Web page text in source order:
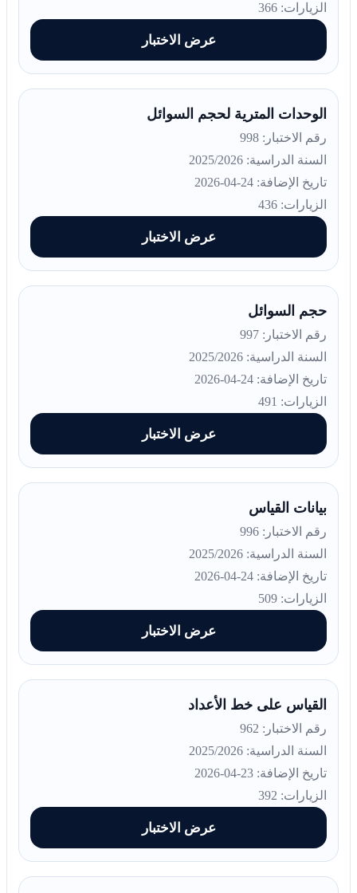
الزيارات: 366
عرض الاختبار
الوحدات المترية لحجم السوائل
رقم الاختبار: 998
السنة الدراسية: 2025/2026
تاريخ الإضافة: 24-04-2026
الزيارات: 436
عرض الاختبار
حجم السوائل
رقم الاختبار: 997
السنة الدراسية: 2025/2026
تاريخ الإضافة: 24-04-2026
الزيارات: 491
عرض الاختبار
بيانات القياس
رقم الاختبار: 996
السنة الدراسية: 2025/2026
تاريخ الإضافة: 24-04-2026
الزيارات: 509
عرض الاختبار
القياس على خط الأعداد
رقم الاختبار: 962
السنة الدراسية: 2025/2026
تاريخ الإضافة: 23-04-2026
الزيارات: 392
عرض الاختبار